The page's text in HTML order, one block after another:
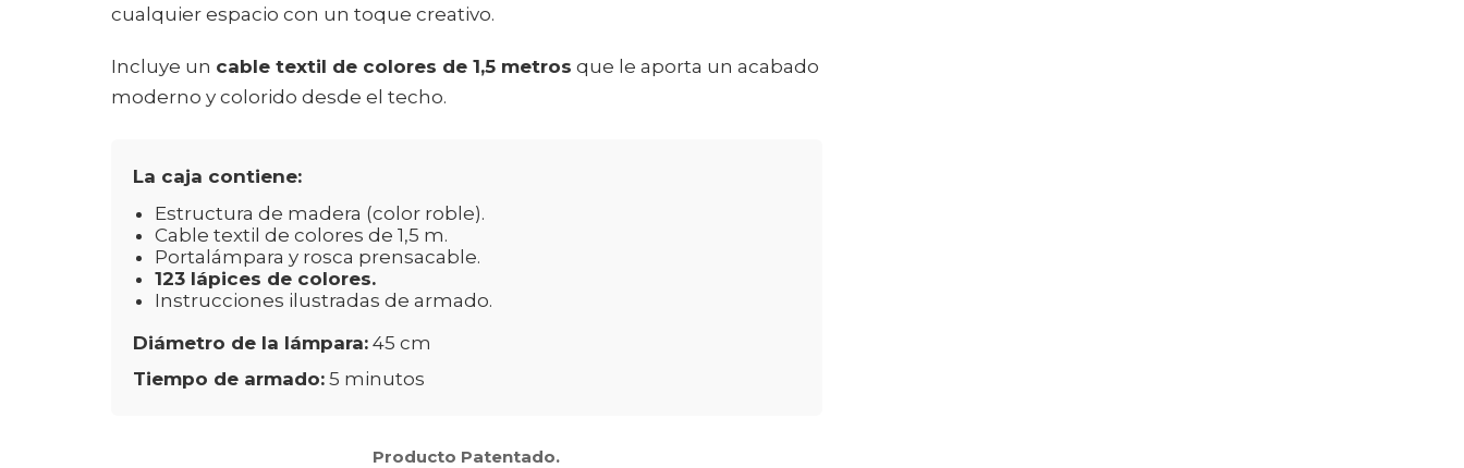
cualquier espacio con un toque creativo.
Incluye un cable textil de colores de 1,5 metros que le aporta un acabado
moderno y colorido desde el techo.
La caja contiene:
Estructura de madera (color roble).
Cable textil de colores de 1,5 m.
Portalámpara y rosca prensacable.
123 lápices de colores.
Instrucciones ilustradas de armado.
Diámetro de la lámpara: 45 cm
Tiempo de armado: 5 minutos
Producto Patentado.